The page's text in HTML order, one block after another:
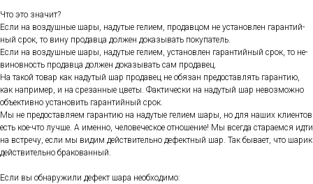
Что это зна­чит?
Ес­ли на воз­душные ша­ры, на­дутые ге­ли­ем, про­дав­цом не ус­та­нов­лен га­ран­тий­
ный срок, то ви­ну про­дав­ца дол­жен до­казы­вать по­купа­тель.
Ес­ли на воз­душные ша­ры, на­дутые ге­ли­ем, ус­та­нов­лен га­ран­тий­ный срок, то не­
винов­ность про­дав­ца дол­жен до­казы­вать сам про­давец.
На та­кой то­вар как на­дутый шар про­давец не обя­зан пре­дос­тавлять га­ран­тию,
как нап­ри­мер, и на сре­зан­ные цве­ты. Фак­ти­чес­ки на на­дутый шар не­воз­можно
объ­ек­тивно ус­та­новить га­ран­тий­ный срок.
Мы не пре­дос­тавля­ем га­ран­тию на на­дутые ге­ли­ем ша­ры, но для на­ших кли­ен­тов
есть кое-что луч­ше. А имен­но, че­лове­чес­кое от­но­шение! Мы всег­да ста­ра­ем­ся ид­ти
на встре­чу, ес­ли мы ви­дим дей­стви­тель­но де­фек­тный шар. Так бы­ва­ет, что ша­рик
дей­стви­тель­но бра­кован­ный.
Ес­ли вы об­на­ружи­ли де­фект ша­ра не­об­хо­димо: